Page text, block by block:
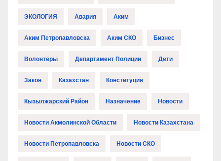
ЭКОЛОГИЯ Авария Аким
Аким Петропавловска Аким СКО Бизнес
Волонтёры Департамент Полиции Дети
Закон Казахстан Конституция
Кызылжарский Район Назначение Новости
Новости Акмолинской Области Новости Казахстана
Новости Петропавловска Новости СКО